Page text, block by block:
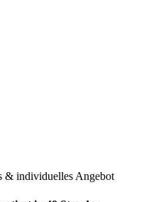
& individuelles Angebot